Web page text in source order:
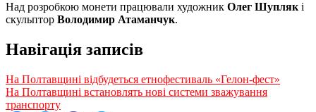
Над розробкою монети працювали художник Олег Шуплякі
скульптор Володимир Атаманчук.
Навігація записів
На Полтавщині відбудеться етнофестиваль «Гелон-фест»
На Полтавщині встановлять нові системи зважування
транспорту